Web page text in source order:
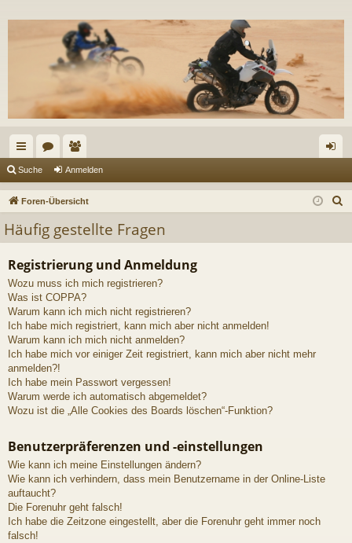
ch
ne
ug
riff
en
itg
lie
r
m
de
Suche Anmelden
Foren-Übersicht
Häufig gestellte Fragen
Registrierung und Anmeldung
Wozu muss ich mich registrieren?
Was ist COPPA?
Warum kann ich mich nicht registrieren?
Ich habe mich registriert, kann mich aber nicht anmelden!
Warum kann ich mich nicht anmelden?
Ich habe mich vor einiger Zeit registriert, kann mich aber nicht mehr
anmelden?!
Ich habe mein Passwort vergessen!
Warum werde ich automatisch abgemeldet?
Wozu ist die „Alle Cookies des Boards löschen“-Funktion?
Benutzerpräferenzen und -einstellungen
Wie kann ich meine Einstellungen ändern?
Wie kann ich verhindern, dass mein Benutzername in der Online-Liste
auftaucht?
Die Forenuhr geht falsch!
Ich habe die Zeitzone eingestellt, aber die Forenuhr geht immer noch
falsch!